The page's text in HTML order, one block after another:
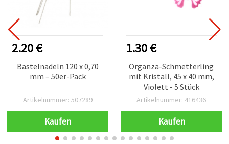
2.20 €
Bastelnadeln 120 x 0,70
mm – 50er-Pack
Artikelnummer: 507289
Kaufen
1.30 €
Organza-Schmetterling
mit Kristall, 45 x 40 mm,
Violett - 5 Stück
Artikelnummer: 416436
Kaufen